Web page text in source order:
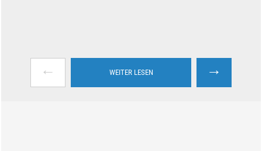
← WEITER LESEN →